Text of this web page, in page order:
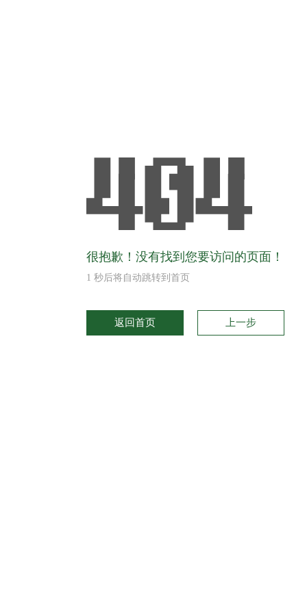
很抱歉！没有找到您要访问的页面！
1 秒后将自动跳转到首页
返回首页 上一步